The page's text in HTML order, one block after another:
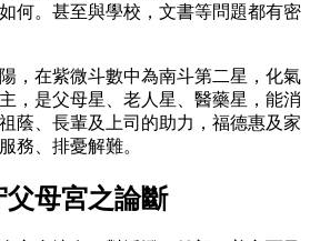
何。甚至與學校，文書等問題都有密
，在紫微斗數中為南斗第二星，化氣
，是父母星、老人星、醫藥星，能消
蔭、長輩及上司的助力，福德惠及家
務、排憂解難。
母宮之論斷